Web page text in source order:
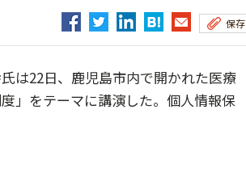
保存
は22日、鹿児島市内で開かれた医療
」をテーマに講演した。個人情報保